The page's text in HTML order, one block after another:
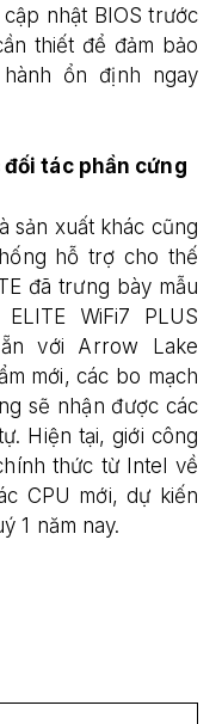
nhật BIOS trước
thiết để đảm bảo
ổn định ngay
tác phần cứng
sản xuất khác cũng
hỗ trợ cho thế
đã trưng bày mẫu
WiFi7 PLUS
với Arrow Lake
mới, các bo mạch
sẽ nhận được các
Hiện tại, giới công
thức từ Intel về
CPU mới, dự kiến
1 năm nay.